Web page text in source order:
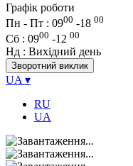
Графік роботи
Пн - Пт : 0900 -18 00
Сб : 0900 -12 00
Нд : Вихідний день
Зворотний виклик
UA ▾
RU
UA